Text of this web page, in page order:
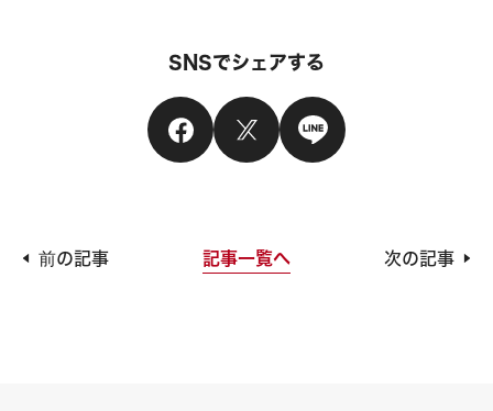
SNSでシェアする
記事一覧へ